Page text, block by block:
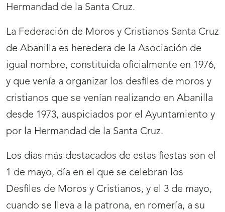
Hermandad de la Santa Cruz.
La Federación de Moros y Cristianos Santa Cruz
de Abanilla es heredera de la Asociación de
igual nombre, constituida oficialmente en 1976,
y que venía a organizar los desfiles de moros y
cristianos que se venían realizando en Abanilla
desde 1973, auspiciados por el Ayuntamiento y
por la Hermandad de la Santa Cruz.
Los días más destacados de estas fiestas son el
1 de mayo, día en el que se celebran los
Desfiles de Moros y Cristianos, y el 3 de mayo,
cuando se lleva a la patrona, en romería, a su